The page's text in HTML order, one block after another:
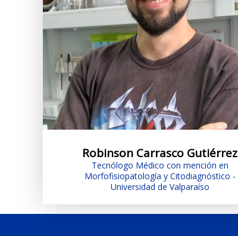
Robinson Carrasco Gutiérrez
Tecnólogo Médico con mención en
Morfofisiopatología y Citodiagnóstico -
Universidad de Valparaíso